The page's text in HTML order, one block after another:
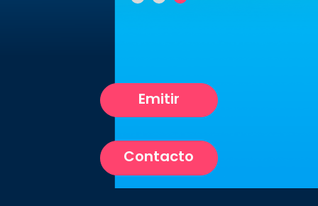
Emitir
Contacto